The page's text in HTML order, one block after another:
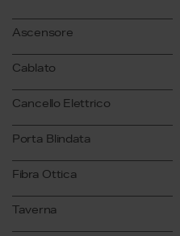
Ascensore
Cablato
Cancello Elettrico
Porta Blindata
Fibra Ottica
Taverna